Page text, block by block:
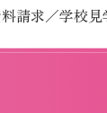
請求／学校